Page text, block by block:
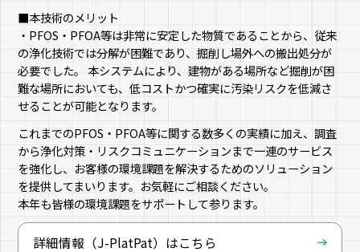
■本技術のメリット
・PFOS・PFOA等は非常に安定した物質であることから、従来
の浄化技術では分解が困難であり、掘削し場外への搬出処分が
必要でした。 本システムにより、建物がある場所など掘削が困
難な場所においても、低コストかつ確実に汚染リスクを低減さ
せることが可能となります。
これまでのPFOS・PFOA等に関する数多くの実績に加え、調査
から浄化対策・リスクコミュニケーションまで一連のサービス
を強化し、お客様の環境課題を解決するためのソリューション
を提供してまいります。お気軽にご相談ください。
本年も皆様の環境課題をサポートして参ります。
詳細情報（J-PlatPat）はこちら